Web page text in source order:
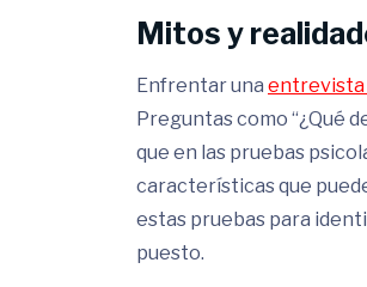
Mitos y
Enfrentar una entrevista
Preguntas como “¿Qué
que en las pruebas
características que
estas pruebas para
puesto.